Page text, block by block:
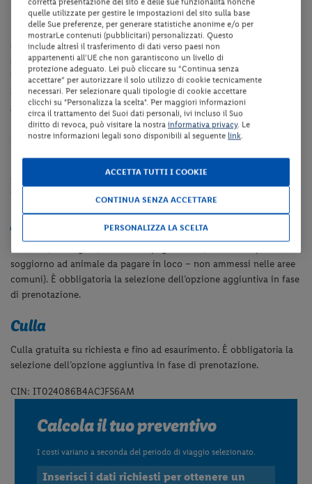
Dotazioni della struttura
La struttura dispone di reception (dalle ore 09:00 alle ore 20:00
ca.), bar, ristorante, giardino, terrazza, piccola fattoria didattica con
coniglietti, 1 cavallo, pavone ed altri animali, collegamento internet
Wi-Fi in tutta la struttura, parcheggio fino ad esaurimento e
deposito bagagli e biciclette.
A pagamento: sauna (vietato l’ingresso ai minori di 16 anni).
Camere
LecamereClassic sono dotate di servizi privati, asciugacapelli, aria
condizionata, telefono, TV satellitare, mini-frigo, collegamento
internet Wi-Fi e cassaforte
Animali
Animali (cani e gatti) ammessi a pagamento (Euro 10.00 per
soggiorno ad animale da pagare in loco – non ammessi nelle aree
comuni). È obbligatoria la selezione dell’opzione aggiuntiva in fase
di prenotazione.
Culla
Culla gratuita su richiesta e fino ad esaurimento. È obbligatoria la
selezione dell’opzione aggiuntiva in fase di prenotazione.
CIN: IT024086B4ACJFS6AM
Calcola il tuo preventivo
I costi variano a seconda del periodo di viaggio selezionato.
Inserisci i dati richiesti per ottenere un
quelle utilizzate per gestire le impostazioni del sito sulla base
delle Sue preferenze, per generare statistiche anonime e/o per
mostrarLe contenuti (pubblicitari) personalizzati. Questo
include altresì il trasferimento di dati verso paesi non
appartenenti all'UE che non garantiscono un livello di
protezione adeguato. Lei può cliccare su “Continua senza
accettare” per autorizzare il solo utilizzo di cookie tecnicamente
necessari. Per selezionare quali tipologie di cookie accettare
clicchi su "Personalizza la scelta". Per maggiori informazioni
circa il trattamento dei Suoi dati personali, ivi incluso il Suo
diritto di revoca, può visitare la nostra informativa privacy. Le
nostre informazioni legali sono disponibili al seguente link.
ACCETTA TUTTI I COOKIE
CONTINUA SENZA ACCETTARE
PERSONALIZZA LA SCELTA